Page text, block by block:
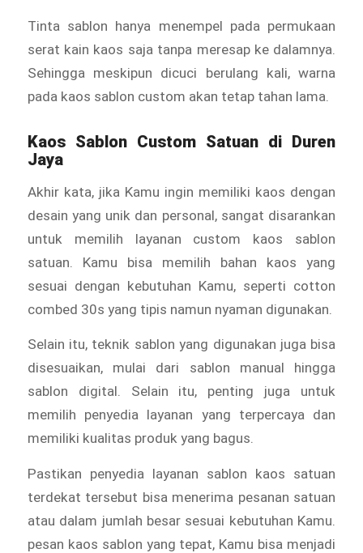
Tinta sablon hanya menempel pada permukaan
serat kain kaos saja tanpa meresap ke dalamnya.
Sehingga meskipun dicuci berulang kali, warna
pada kaos sablon custom akan tetap tahan lama.
Kaos Sablon Custom Satuan di Duren
Jaya
Akhir kata, jika Kamu ingin memiliki kaos dengan
desain yang unik dan personal, sangat disarankan
untuk memilih layanan custom kaos sablon
satuan. Kamu bisa memilih bahan kaos yang
sesuai dengan kebutuhan Kamu, seperti cotton
combed 30s yang tipis namun nyaman digunakan.
Selain itu, teknik sablon yang digunakan juga bisa
disesuaikan, mulai dari sablon manual hingga
sablon digital. Selain itu, penting juga untuk
memilih penyedia layanan yang terpercaya dan
memiliki kualitas produk yang bagus.
Pastikan penyedia layanan sablon kaos satuan
terdekat tersebut bisa menerima pesanan satuan
atau dalam jumlah besar sesuai kebutuhan Kamu.
pesan kaos sablon yang tepat, Kamu bisa menjadi